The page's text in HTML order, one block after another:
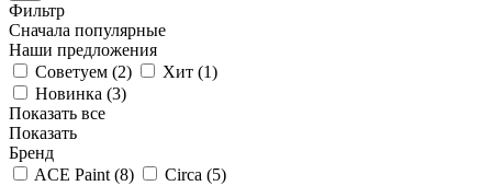
Фильтр
Сначала популярные
Наши предложения
Советуем (2) Хит (1)
Новинка (3)
Показать все
Показать
Бренд
ACE Paint (8) Circa (5)